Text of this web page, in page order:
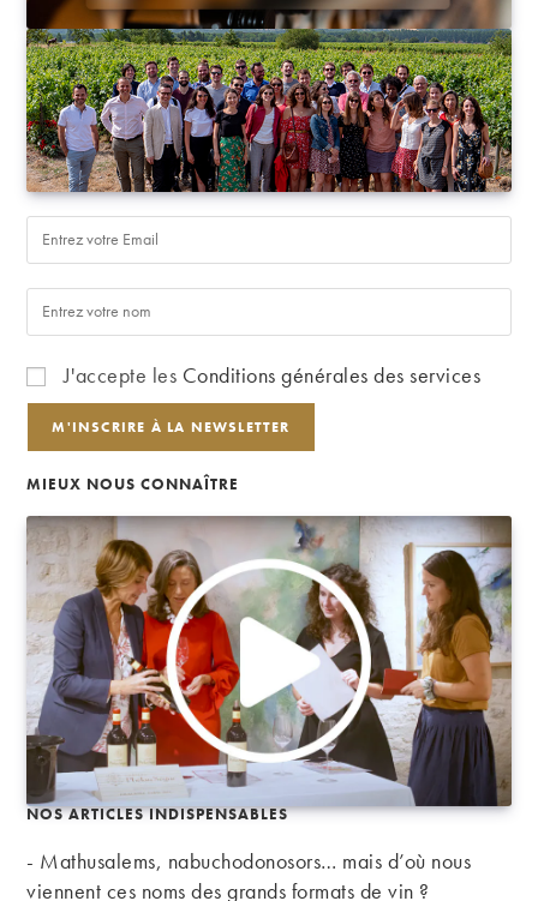
J'accepte les Conditions générales des services
MIEUX NOUS CONNAÎTRE
NOS ARTICLES INDISPENSABLES
- Mathusalems, nabuchodonosors… mais d’où nous
viennent ces noms des grands formats de vin ?